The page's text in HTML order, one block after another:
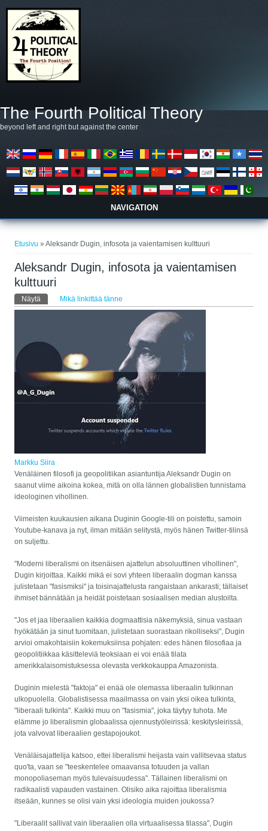
The Fourth Political Theory
beyond left and right but against the center
NAVIGATION
Etusivu » Aleksandr Dugin, infosota ja vaientamisen kulttuuri
Aleksandr Dugin, infosota ja vaientamisen
kulttuuri
Ensisijaiset välilehdet
Näytä (aktiivinen välilehti)
Mikä linkittää tänne
Markku Siira
Venäläinen filosofi ja geopolitiikan asiantuntija Aleksandr Dugin on
saanut viime aikoina kokea, mitä on olla lännen globalistien tunnistama
ideologinen vihollinen.
Viimeisten kuukausien aikana Duginin Google-tili on poistettu, samoin
Youtube-kanava ja nyt, ilman mitään selitystä, myös hänen Twitter-tilinsä
on suljettu.
"Moderni liberalismi on itsenäisen ajattelun absoluuttinen vihollinen",
Dugin kirjoittaa. Kaikki mikä ei sovi yhteen liberaalin dogman kanssa
julistetaan "fasismiksi" ja toisinajattelusta rangaistaan ankarasti; tällaiset
ihmiset bännätään ja heidät poistetaan sosiaalisen median alustoilta.
"Jos et jaa liberaalien kaikkia dogmaattisia näkemyksiä, sinua vastaan
hyökätään ja sinut tuomitaan, julistetaan suorastaan rikolliseksi", Dugin
arvioi omakohtaisiin kokemuksiinsa pohjaten: edes hänen filosofiaa ja
geopolitiikkaa käsitteleviä teoksiaan ei voi enää tilata
amerikkalaisomistuksessa olevasta verkkokauppa Amazonista.
Duginin mielestä "faktoja" ei enää ole olemassa liberaalin tulkinnan
ulkopuolella. Globalistisessa maailmassa on vain yksi oikea tulkinta,
"liberaali tulkinta". Kaikki muu on "fasismia", joka täytyy tuhota. Me
elämme jo liberalismin globaalissa ojennustyöleirissä: keskitysleirissä,
jota valvovat liberaalien gestapojoukot.
Venäläisajattelija katsoo, ettei liberalismi heijasta vain vallitsevaa status
quo'ta, vaan se "teeskentelee omaavansa totuuden ja vallan
monopoliaseman myös tulevaisuudessa". Tällainen liberalismi on
radikaalisti vapauden vastainen. Olisiko aika rajoittaa liberalismia
itseään, kunnes se olisi vain yksi ideologia muiden joukossa?
"Liberaalit sallivat vain liberaalien olla virtuaalisessa tilassa", Dugin